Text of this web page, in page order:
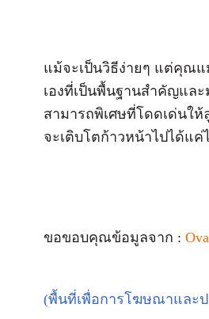
แม้จะเป็นวิธีง่ายๆ แต่คุณแ
เองที่เป็นพื้นฐานสำคัญแล
สามารถพิเศษที่โดดเด่นให้
จะเติบโตก้าวหน้าไปได้
ขอขอบคุณข้อมูลจาก :
(พื้นที่เพื่อการโฆษณาและ